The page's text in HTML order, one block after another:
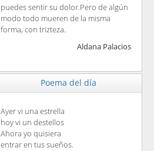
puedes sentir su dolor.Pero de algún
modo todo mueren de la misma
forma, con trizteza.
Aldana Palacios
Poema del día
Ayer vi una estrella
hoy vi un destellos
Ahora yo quisiera
entrar en tus sueños.